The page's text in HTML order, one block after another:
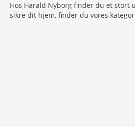
Hos Harald Nyborg finder du et stort
sikre dit hjem, finder du vores